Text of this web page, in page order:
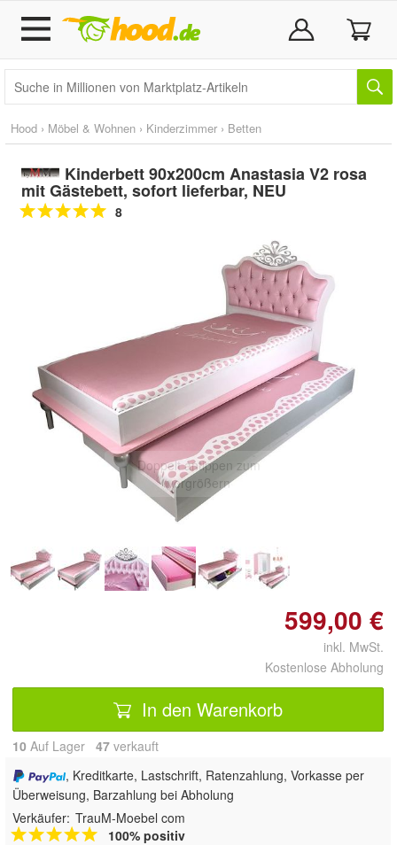
Hood › Möbel & Wohnen › Kinderzimmer › Betten
Kinderbett 90x200cm Anastasia V2 rosa
mit Gästebett, sofort lieferbar, NEU
8
Doppelt antippen zum
vergrößern
599,00 €
inkl. MwSt.
Kostenlose Abholung
In den Warenkorb
10 Auf Lager 47 verkauft
, Kreditkarte, Lastschrift, Ratenzahlung, Vorkasse per
Überweisung, Barzahlung bei Abholung
Verkäufer: TrauM-Moebel com
100% positiv